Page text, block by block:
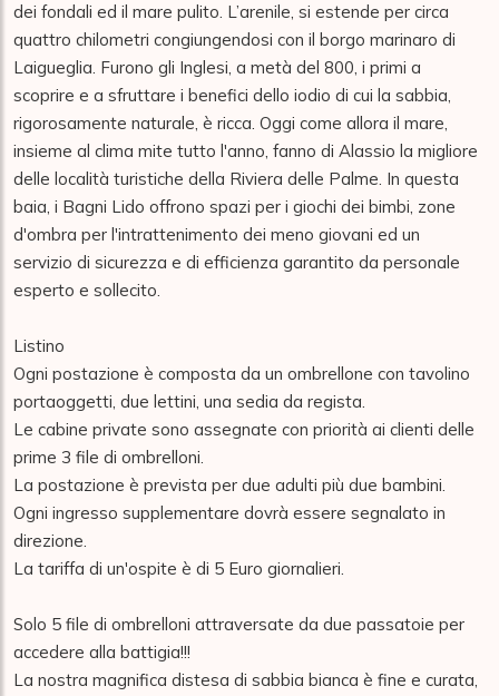
dei fondali ed il mare pulito. L’arenile, si estende per circa
quattro chilometri congiungendosi con il borgo marinaro di
Laigueglia. Furono gli Inglesi, a metà del 800, i primi a
scoprire e a sfruttare i benefici dello iodio di cui la sabbia,
rigorosamente naturale, è ricca. Oggi come allora il mare,
insieme al clima mite tutto l'anno, fanno di Alassio la migliore
delle località turistiche della Riviera delle Palme. In questa
baia, i Bagni Lido offrono spazi per i giochi dei bimbi, zone
d'ombra per l'intrattenimento dei meno giovani ed un
servizio di sicurezza e di efficienza garantito da personale
esperto e sollecito.
Listino
Ogni postazione è composta da un ombrellone con tavolino
portaoggetti, due lettini, una sedia da regista.
Le cabine private sono assegnate con priorità ai clienti delle
prime 3 file di ombrelloni.
La postazione è prevista per due adulti più due bambini.
Ogni ingresso supplementare dovrà essere segnalato in
direzione.
La tariffa di un'ospite è di 5 Euro giornalieri.
Solo 5 file di ombrelloni attraversate da due passatoie per
accedere alla battigia!!!
La nostra magnifica distesa di sabbia bianca è fine e curata,